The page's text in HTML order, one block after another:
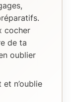
cocher
de ta
oublier
n’oublie